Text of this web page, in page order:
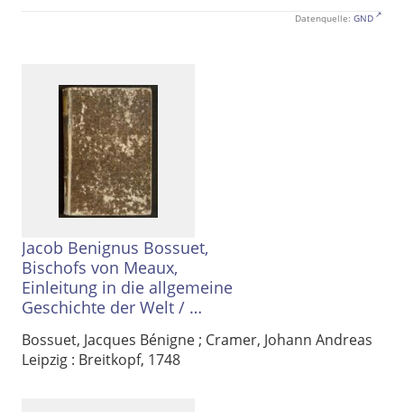
Datenquelle: GND
Jacob Benignus Bossuet,
Bischofs von Meaux,
Einleitung in die allgemeine
Geschichte der Welt /
Bossuet, Jacques Bénigne ; Cramer, Johann Andreas
Leipzig : Breitkopf, 1748